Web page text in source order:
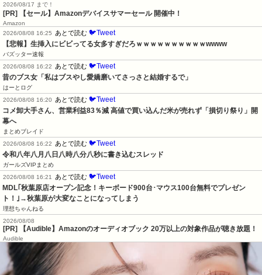
2026/08/17 まで！
[PR] 【セール】Amazonデバイスサマーセール 開催中！
Amazon
2026/08/08 16:25
あとで読む 🐦Tweet
【悲報】生挿入にビビってる女多すぎだろｗｗｗｗｗｗｗｗｗｗwwww
バズッター速報
2026/08/08 16:22
あとで読む 🐦Tweet
昔のブス女「私はブスやし愛嬌磨いてさっさと結婚するで」
はーとログ
2026/08/08 16:20
あとで読む 🐦Tweet
コメ卸大手さん、営業利益83％減 高値で買い込んだ米が売れず「損切り祭り」開
幕へ
まとめブレイド
2026/08/08 16:22
あとで読む 🐦Tweet
令和八年八月八日八時八分八秒に書き込むスレッド
ガールズVIPまとめ
2026/08/08 16:21
あとで読む 🐦Tweet
MDL｢秋葉原店オープン記念！キーボード900台･マウス100台無料でプレゼン
ト！｣→秋葉原が大変なことになってしまう
理想ちゃんねる
2026/08/08
[PR] 【Audible】Amazonのオーディオブック 20万以上の対象作品が聴き放題！
Audible